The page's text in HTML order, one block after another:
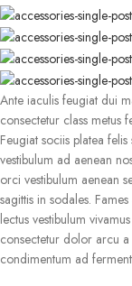
Ante iaculis feugiat dui
consectetur class metus
Feugiat sociis platea
vestibulum ad aenean
orci vestibulum aenean
sagittis in sodales.
lectus vestibulum
consectetur dolor arcu a
condimentum ad